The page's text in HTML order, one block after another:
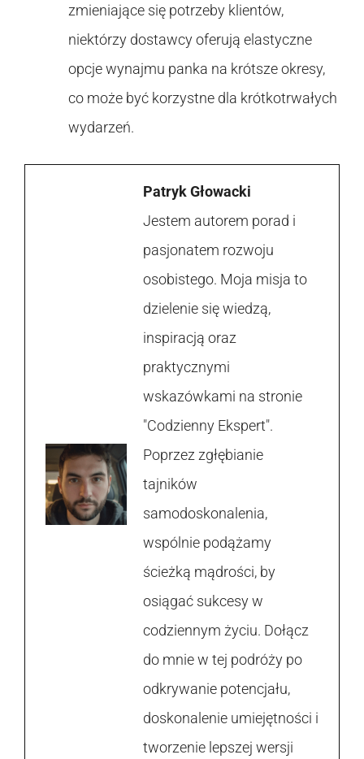
zmieniające się potrzeby klientów,
niektórzy dostawcy oferują elastyczne
opcje wynajmu panka na krótsze okresy,
co może być korzystne dla krótkotrwałych
wydarzeń.
Patryk Głowacki
Jestem autorem porad i
pasjonatem rozwoju
osobistego. Moja misja to
dzielenie się wiedzą,
inspiracją oraz
praktycznymi
wskazówkami na stronie
"Codzienny Ekspert".
Poprzez zgłębianie
tajników
samodoskonalenia,
wspólnie podążamy
ścieżką mądrości, by
osiągać sukcesy w
codziennym życiu. Dołącz
do mnie w tej podróży po
odkrywanie potencjału,
doskonalenie umiejętności i
tworzenie lepszej wersji